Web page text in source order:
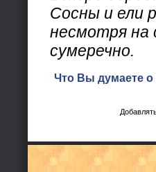
Сосны и ели
несмотря на
сумеречно.
Что Вы думаете о